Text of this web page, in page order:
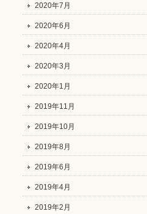
2020年7月
2020年6月
2020年4月
2020年3月
2020年1月
2019年11月
2019年10月
2019年8月
2019年6月
2019年4月
2019年2月